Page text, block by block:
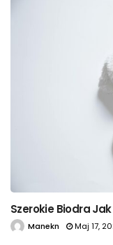
Szerokie Biodra
Manekn Maj 17,